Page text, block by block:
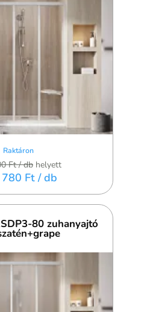
Raktáron
Ft/ db helyett
Ft / db
80 zuhanyajtó